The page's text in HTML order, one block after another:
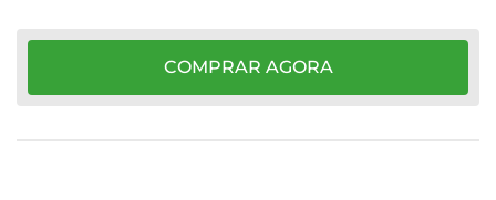
COMPRAR AGORA